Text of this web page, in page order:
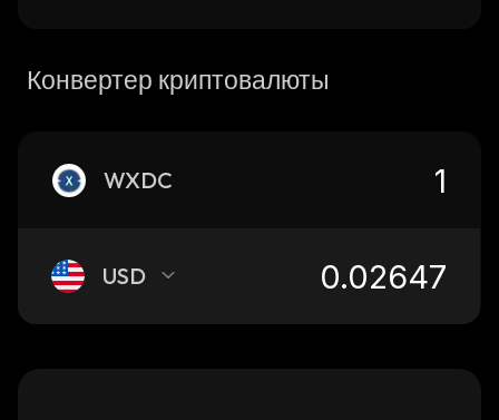
Конвертер криптовалюты
WXDC
USD